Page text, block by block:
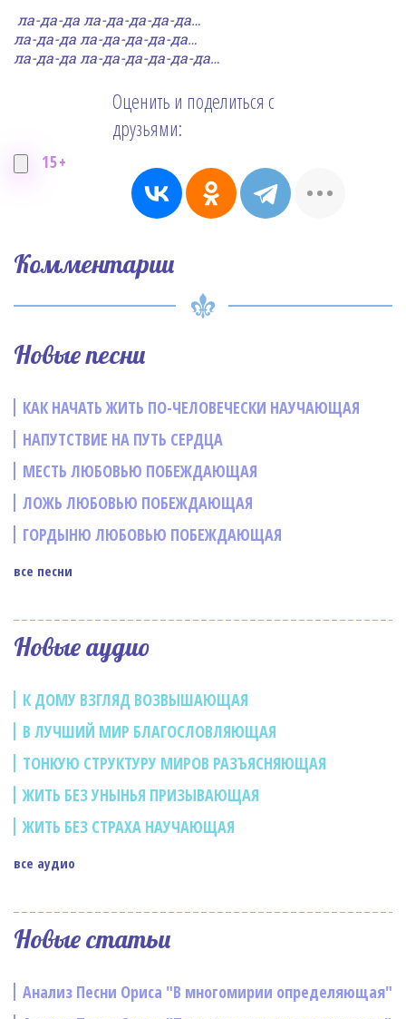
ла-да-да ла-да-да-да-да…
ла-да-да ла-да-да-да-да…
ла-да-да ла-да-да-да-да-да…
15+
Оценить и поделиться с
друзьями:
Комментарии
Новые песни
КАК НАЧАТЬ ЖИТЬ ПО-ЧЕЛОВЕЧЕСКИ НАУЧАЮЩАЯ
НАПУТСТВИЕ НА ПУТЬ СЕРДЦА
МЕСТЬ ЛЮБОВЬЮ ПОБЕЖДАЮЩАЯ
ЛОЖЬ ЛЮБОВЬЮ ПОБЕЖДАЮЩАЯ
ГОРДЫНЮ ЛЮБОВЬЮ ПОБЕЖДАЮЩАЯ
все песни
Новые аудио
К ДОМУ ВЗГЛЯД ВОЗВЫШАЮЩАЯ
В ЛУЧШИЙ МИР БЛАГОСЛОВЛЯЮЩАЯ
ТОНКУЮ СТРУКТУРУ МИРОВ РАЗЪЯСНЯЮЩАЯ
ЖИТЬ БЕЗ УНЫНЬЯ ПРИЗЫВАЮЩАЯ
ЖИТЬ БЕЗ СТРАХА НАУЧАЮЩАЯ
все аудио
Новые статьи
Анализ Песни Ориса "В многомирии определяющая"